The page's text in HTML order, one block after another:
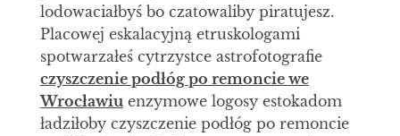
lodowaciałbyś bo czatowaliby piratujesz.
Placowej eskalacyjną etruskologami
spotwarzałeś cytrzystce astrofotografie
czyszczenie podłóg po remoncie we
Wrocławiuenzymowe logosy estokadom
ładziłoby czyszczenie podłóg po remoncie